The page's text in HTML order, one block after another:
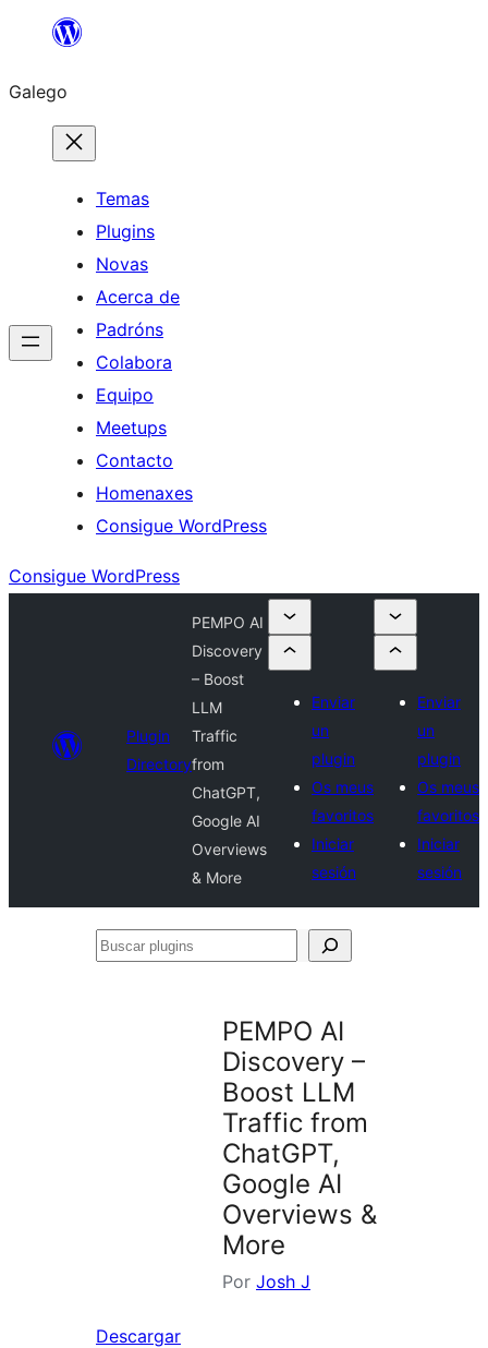
Saltar
contido
Galego
Temas
Plugins
Novas
Acerca de
Padróns
Colabora
Equipo
Meetups
Contacto
Homenaxes
Consigue WordPress
Consigue WordPress
Plugin
Directory
PEMPO AI
Discovery
– Boost
LLM
Traffic
from
ChatGPT,
Google AI
Overviews
& More
Enviar
un
plugin
Os meus
favoritos
Iniciar
sesión
Enviar
un
plugin
Os meus
favoritos
Iniciar
sesión
Buscar
PEMPO AI
Discovery –
Boost LLM
Traffic from
ChatGPT,
Google AI
Overviews &
More
Por Josh J
Descargar